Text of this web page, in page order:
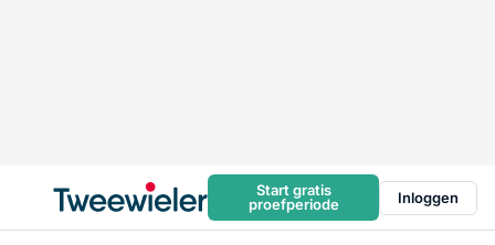
Start gratis
proefperiode
Inloggen